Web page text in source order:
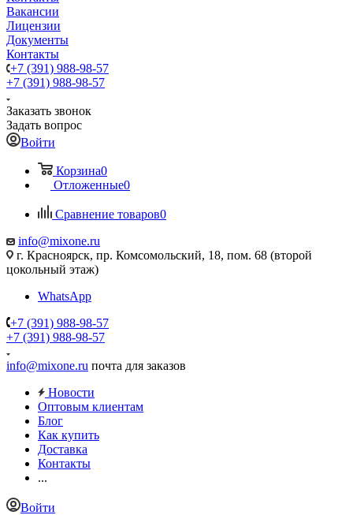
Вакансии
Лицензии
Документы
Контакты
+7 (391) 988-98-57
+7 (391) 988-98-57
Заказать звонок
Задать вопрос
Войти
Корзина0
Отложенные0
Сравнение товаров0
info@mixone.ru
г. Красноярск, пр. Комсомольский, 18, пом. 68 (второй
цокольный этаж)
WhatsApp
+7 (391) 988-98-57
+7 (391) 988-98-57
info@mixone.ru почта для заказов
Новости
Оптовым клиентам
Блог
Как купить
Доставка
Контакты
...
Войти